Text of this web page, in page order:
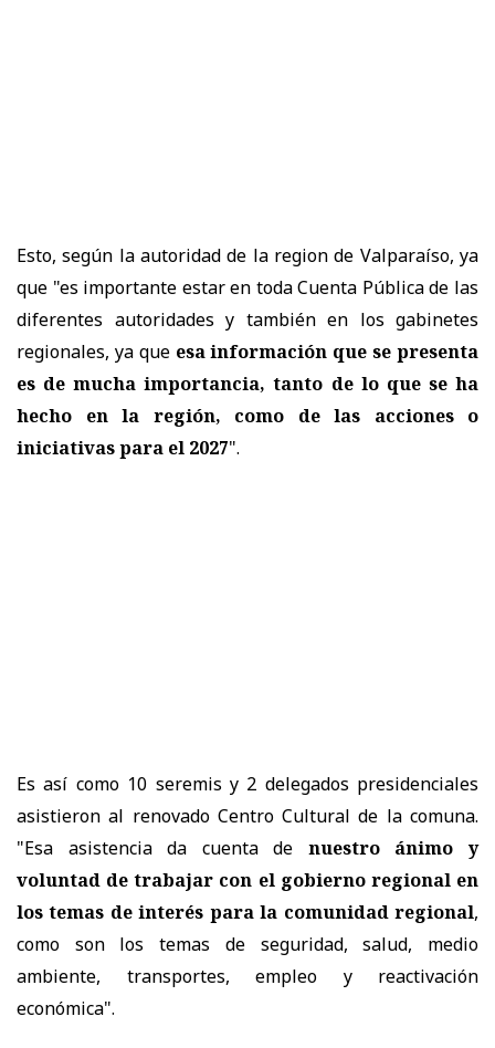
Esto, según la autoridad de la region de Valparaíso, ya
que "es importante estar en toda Cuenta Pública de las
diferentes autoridades y también en los gabinetes
regionales, ya que esa información que se presenta
es de mucha importancia, tanto de lo que se ha
hecho en la región, como de las acciones o
iniciativas para el 2027".
Es así como 10 seremis y 2 delegados presidenciales
asistieron al renovado Centro Cultural de la comuna.
"Esa asistencia da cuenta de nuestro ánimo y
voluntad de trabajar con el gobierno regional en
los temas de interés para la comunidad regional,
como son los temas de seguridad, salud, medio
ambiente, transportes, empleo y reactivación
económica".